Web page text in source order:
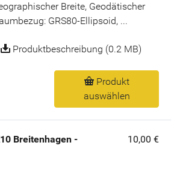
Breite, Geodätischer
GRS80-Ellipsoid, ...
Produktbeschreibung (0.2 MB)
Produkt
auswählen
Breitenhagen -
10,00 €